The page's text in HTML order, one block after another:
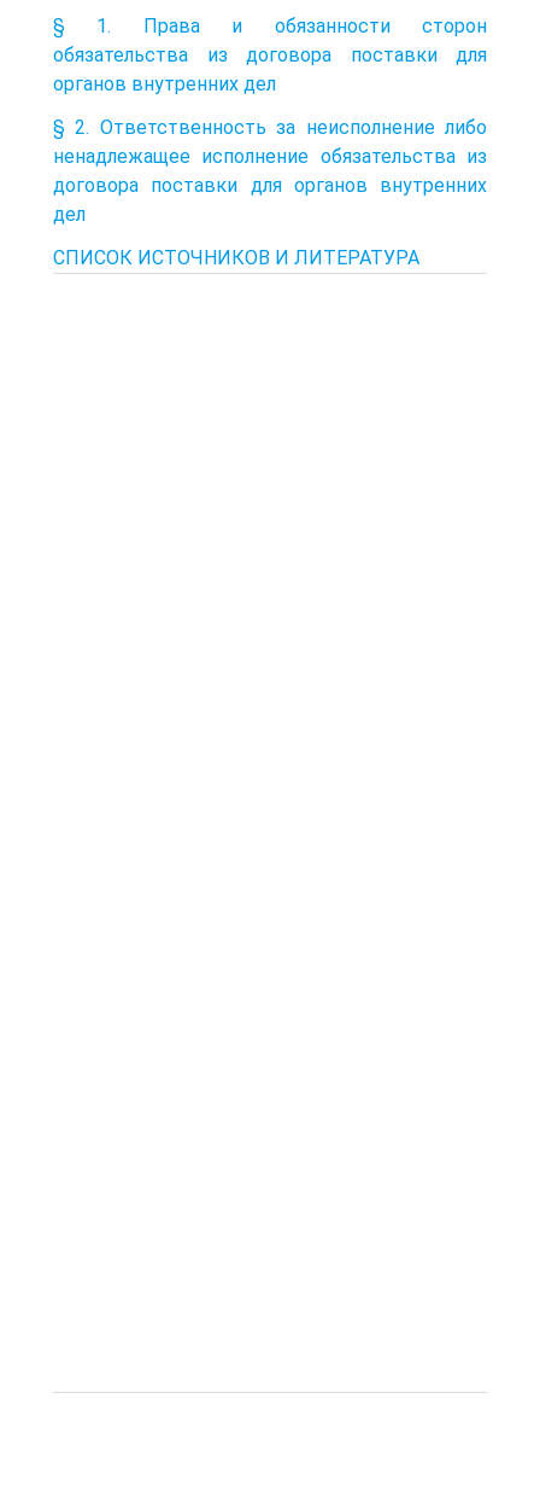
§ 1. Права и обязанности сторон
обязательства из договора поставки для
органов внутренних дел
§ 2. Ответственность за неисполнение либо
ненадлежащее исполнение обязательства из
договора поставки для органов внутренних
дел
СПИСОК ИСТОЧНИКОВ И ЛИТЕРАТУРА